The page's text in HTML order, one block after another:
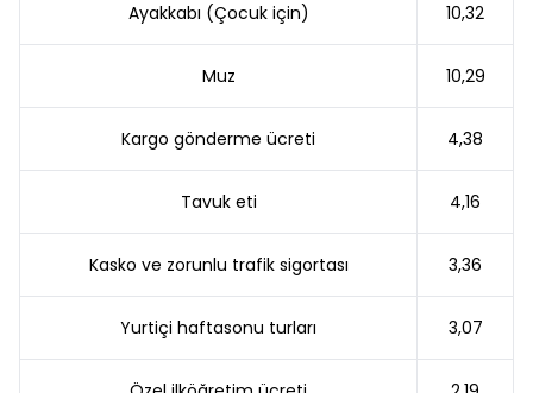
Ayakkabı (Çocuk için) 10,32
Muz 10,29
Kargo gönderme ücreti 4,38
Tavuk eti 4,16
Kasko ve zorunlu trafik sigortası 3,36
Yurtiçi haftasonu turları 3,07